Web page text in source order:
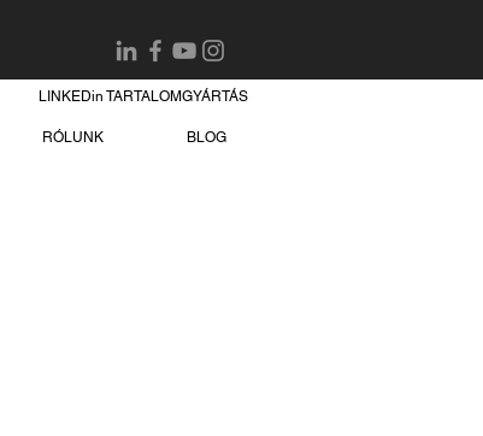
LINKEDin TARTALOMGYÁRTÁS
RÓLUNK BLOG